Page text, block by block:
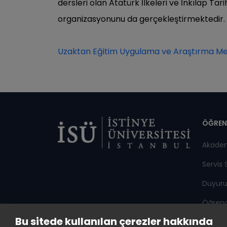
Bu sitede kullanılan çerezler hakkında
dersleri olan Atatürk İlkeleri ve İnkılap
organizasyonunu da gerçekleştirmektedir.
Uzaktan Eğitim Uygulama ve Araştırma
Servis